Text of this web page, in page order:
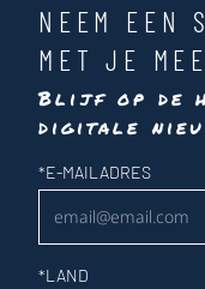
NEEM EEN
MET JE MEE
Blijf op de
digitale
Nieuwsbrief
*E-MAILADRES
*LAND